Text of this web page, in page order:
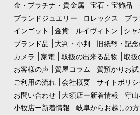
金・プラチナ・貴金属
宝石・宝飾品
ブランドジュエリー
ロレックス
ブ
インゴット
金貨 ルイヴィトン シャ
ブランド品
大判・小判 旧紙幣・記
カメラ
家電 取扱の出来る品物
取扱
お客様の声
質屋コラム
質預かりお
ご利用の流れ
会社概要 サイトポリシ
お問い合わせ
大須店ー新着情報
守
小牧店ー新着情報
岐阜からお越しの方